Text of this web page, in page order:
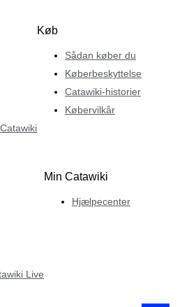
Køb
Sådan køber du
Køberbeskyttelse
Catawiki-historier
Købervilkår
Live
Min Catawiki
Hjælpecenter